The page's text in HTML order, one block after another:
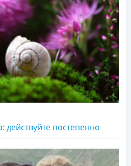
действуйте постепенно